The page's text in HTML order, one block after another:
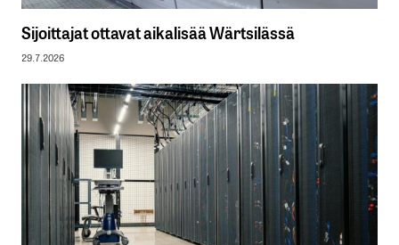
Sijoittajat ottavat aikalisää Wärtsilässä
29.7.2026